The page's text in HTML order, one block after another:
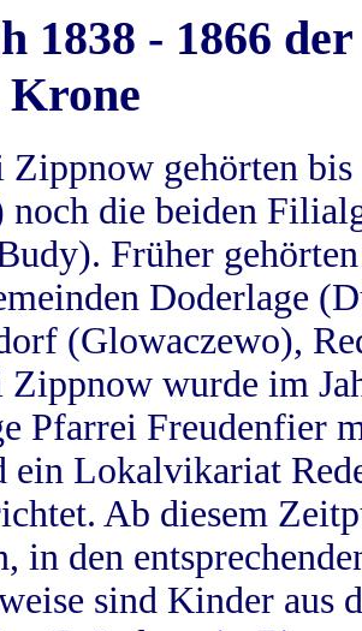
1838 - 1866
Krone
Zippnow gehörten
die beiden
Früher
Doderlage
(Glowaczewo),
wurde im
Pfarrei Freudenfier
ein Lokalvikariat
Ab diesem
in den
sind Kinder aus